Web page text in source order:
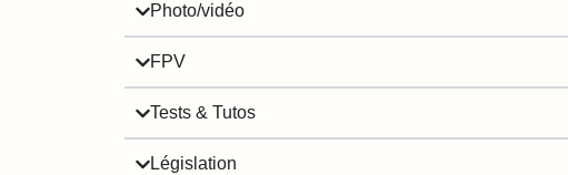
Photo/vidéo
FPV
Tests & Tutos
Législation